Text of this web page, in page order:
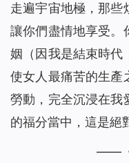
走遍宇宙地極，那些
讓你們盡情地享受。
姻（因我是結束時代
使女人最痛苦的生產
勞動，完全沉浸在我
的福分當中，這是絕
——《